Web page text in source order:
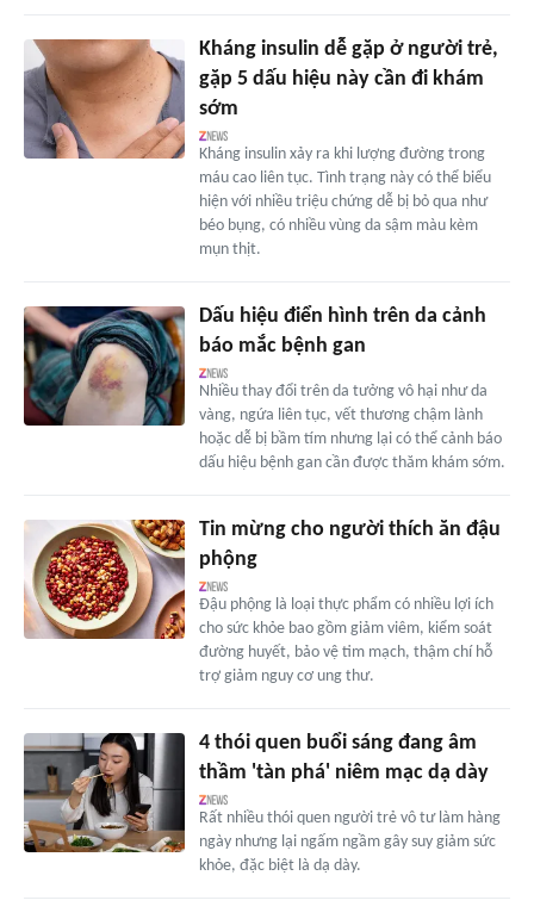
Kháng insulin dễ gặp ở người trẻ,
gặp 5 dấu hiệu này cần đi khám
sớm
Kháng insulin xảy ra khi lượng đường trong
máu cao liên tục. Tình trạng này có thể biểu
hiện với nhiều triệu chứng dễ bị bỏ qua như
béo bụng, có nhiều vùng da sậm màu kèm
mụn thịt.
Dấu hiệu điển hình trên da cảnh
báo mắc bệnh gan
Nhiều thay đổi trên da tưởng vô hại như da
vàng, ngứa liên tục, vết thương chậm lành
hoặc dễ bị bầm tím nhưng lại có thể cảnh báo
dấu hiệu bệnh gan cần được thăm khám sớm.
Tin mừng cho người thích ăn đậu
phộng
Đậu phộng là loại thực phẩm có nhiều lợi ích
cho sức khỏe bao gồm giảm viêm, kiểm soát
đường huyết, bảo vệ tim mạch, thậm chí hỗ
trợ giảm nguy cơ ung thư.
4 thói quen buổi sáng đang âm
thầm 'tàn phá' niêm mạc dạ dày
Rất nhiều thói quen người trẻ vô tư làm hàng
ngày nhưng lại ngấm ngầm gây suy giảm sức
khỏe, đặc biệt là dạ dày.